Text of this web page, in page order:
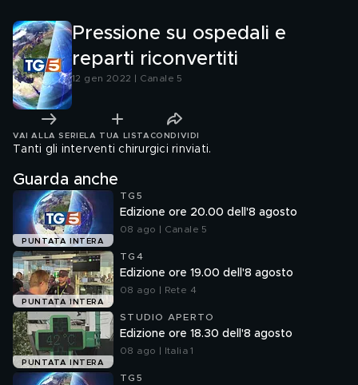
Pressione su ospedali e
reparti riconvertiti
12 gen 2022 | Canale 5
VAI ALLA SERIE LA TUA LISTA CONDIVIDI
Tanti gli interventi chirurgici rinviati.
Guarda anche
PUNTATA INTERA
TG5
Edizione ore 20.00 dell'8 agosto
08 ago | Canale 5
PUNTATA INTERA
TG4
Edizione ore 19.00 dell'8 agosto
08 ago | Rete 4
PUNTATA INTERA
STUDIO APERTO
Edizione ore 18.30 dell'8 agosto
08 ago | Italia 1
TG5